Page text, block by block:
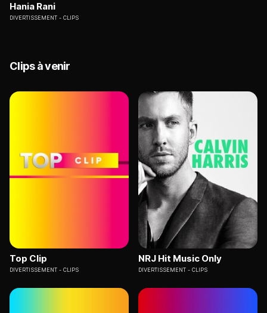
Hania Rani
DIVERTISSEMENT CLIPS
Clips à venir
Top Clip
DIVERTISSEMENT CLIPS
NRJ Hit Music Only
DIVERTISSEMENT CLIPS